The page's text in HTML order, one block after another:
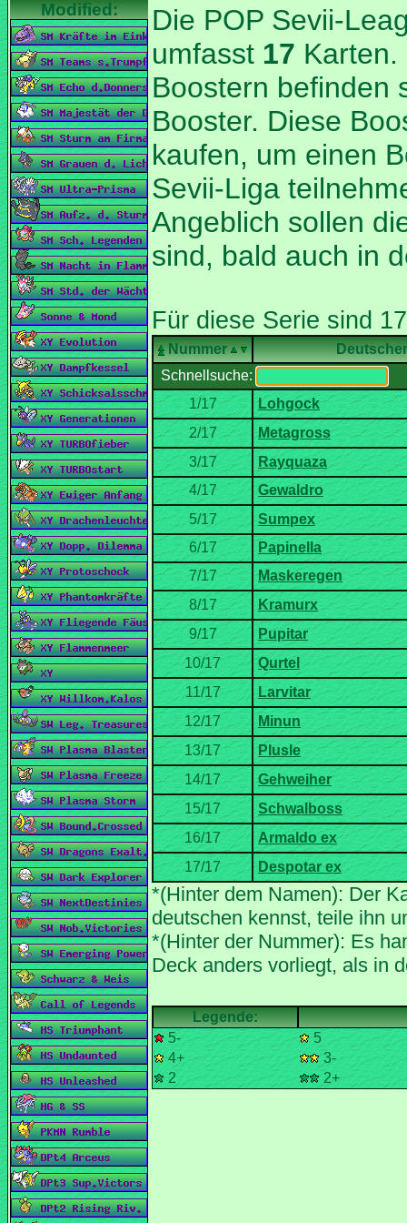
Die POP Sevii-
umfasst
Boostern befinden
Booster. Diese
kaufen, um einen
Angeblich sollen
Nummer
Schnellsuche:
*(Hinter dem Namen): Der
*(Hinter der Nummer): Es
5-
5
4+
3-
2
2+